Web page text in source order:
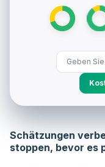
Schätzungen
stoppen, bevor es